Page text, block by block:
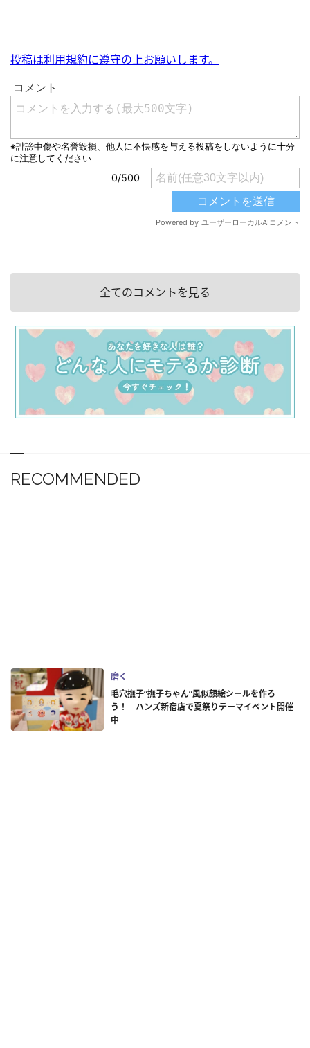
投稿は利用規約に遵守の上お願いします。
全てのコメントを見る
RECOMMENDED
磨く
毛穴撫子“撫子ちゃん”風似顔絵シールを作ろ
う！ ハンズ新宿店で夏祭りテーマイベント開催
中